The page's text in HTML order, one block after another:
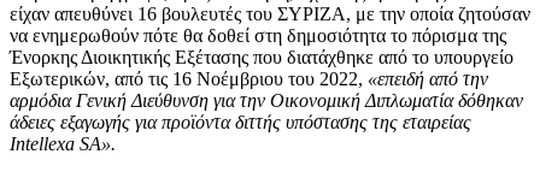
είχαν απευθύνει 16 βουλευτές του ΣΥΡΙΖΑ, με την οποία ζητούσαν
να ενημερωθούν πότε θα δοθεί στη δημοσιότητα το πόρισμα της
Ένορκης Διοικητικής Εξέτασης που διατάχθηκε από το υπουργείο
Εξωτερικών, από τις 16 Νοέμβριου του 2022, «επειδή από την
αρμόδια Γενική Διεύθυνση για την Οικονομική Διπλωματία δόθηκαν
άδειες εξαγωγής για προϊόντα διττής υπόστασης της εταιρείας
Intellexa SA».